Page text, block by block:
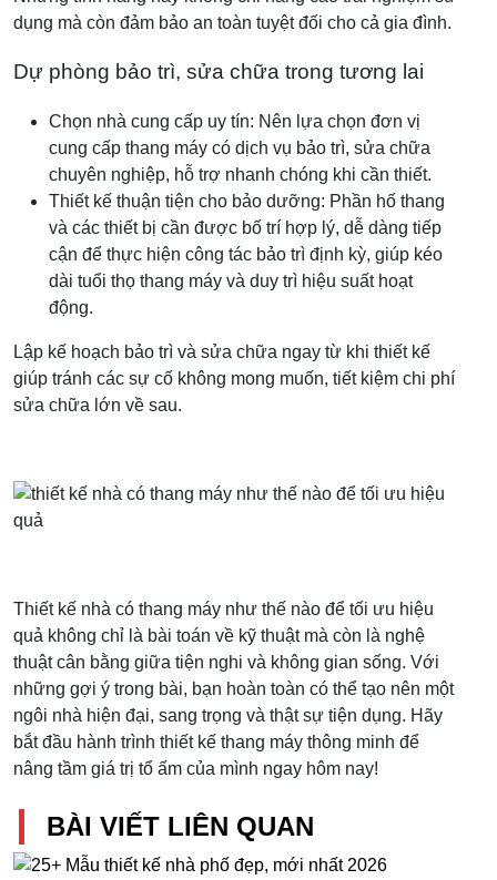
dụng mà còn đảm bảo an toàn tuyệt đối cho cả gia đình.
Dự phòng bảo trì, sửa chữa trong tương lai
Chọn nhà cung cấp uy tín: Nên lựa chọn đơn vị
cung cấp thang máy có dịch vụ bảo trì, sửa chữa
chuyên nghiệp, hỗ trợ nhanh chóng khi cần thiết.
Thiết kế thuận tiện cho bảo dưỡng: Phần hố thang
và các thiết bị cần được bố trí hợp lý, dễ dàng tiếp
cận để thực hiện công tác bảo trì định kỳ, giúp kéo
dài tuổi thọ thang máy và duy trì hiệu suất hoạt
động.
Lập kế hoạch bảo trì và sửa chữa ngay từ khi thiết kế
giúp tránh các sự cố không mong muốn, tiết kiệm chi phí
sửa chữa lớn về sau.
Thiết kế nhà có thang máy như thế nào để tối ưu hiệu
quả không chỉ là bài toán về kỹ thuật mà còn là nghệ
thuật cân bằng giữa tiện nghi và không gian sống. Với
những gợi ý trong bài, bạn hoàn toàn có thể tạo nên một
ngôi nhà hiện đại, sang trọng và thật sự tiện dụng. Hãy
bắt đầu hành trình thiết kế thang máy thông minh để
nâng tầm giá trị tổ ấm của mình ngay hôm nay!
BÀI VIẾT LIÊN QUAN